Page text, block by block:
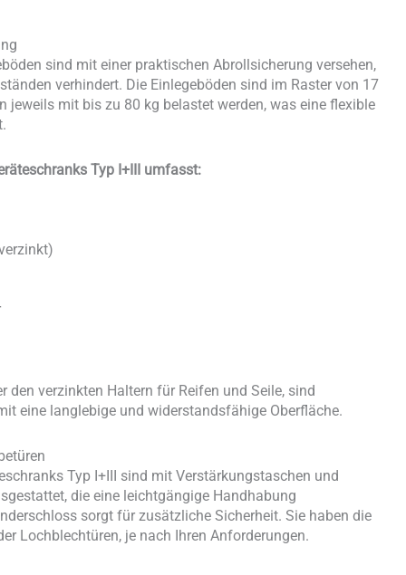
sind mit einer praktischen Abrollsicherung versehen,
verhindert. Die Einlegeböden sind im Raster von 17
jeweils mit bis zu 80 kg belastet werden, was eine flexible
Typ I+III umfasst:
den verzinkten Haltern für Reifen und Seile, sind
eine langlebige und widerstandsfähige Oberfläche.
Typ I+III sind mit Verstärkungstaschen und
die eine leichtgängige Handhabung
sorgt für zusätzliche Sicherheit. Sie haben die
Lochblechtüren, je nach Ihren Anforderungen.